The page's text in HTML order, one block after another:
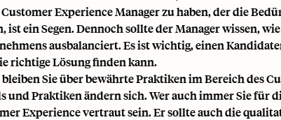
Experience Manager zu haben, der die
ist ein Segen. Dennoch sollte der Manager wissen,
ausbalanciert. Es ist wichtig, einen
richtige Lösung finden kann.
bleiben Sie über bewährte Praktiken im Bereich des
und Praktiken ändern sich. Wer auch immer Sie für
Experiencevertraut sein. Er sollte auch die